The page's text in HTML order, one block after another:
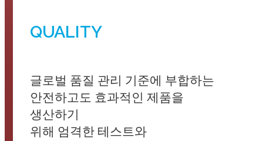
QUALITY
글로벌 품질 관리 기준에 부합하는
안전하고도 효과적인 제품을
생산하기
위해 엄격한 테스트와